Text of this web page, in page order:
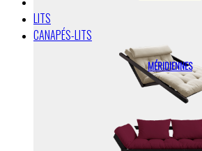
OUTDOOR
LITS
CANAPÉS-LITS
MÉRIDIENNES